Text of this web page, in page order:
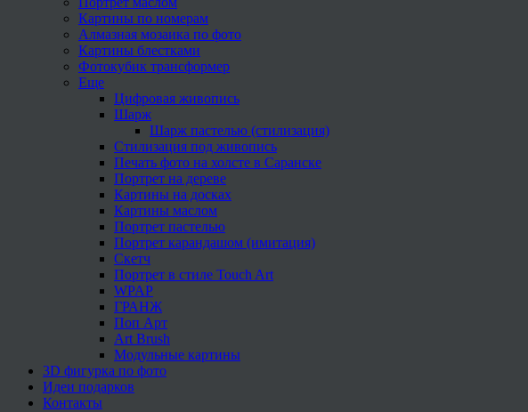
Картины по номерам
Алмазная мозаика по фото
Картины блестками
Фотокубик трансформер
Еще
Цифровая живопись
Шарж
Шарж пастелью (стилизация)
Стилизация под живопись
Печать фото на холсте в Саранске
Портрет на дереве
Картины на досках
Картины маслом
Портрет пастелью
Портрет карандашом (имитация)
Скетч
Портрет в стиле Touch Art
WPAP
ГРАНЖ
Поп Арт
Art Brush
Модульные картины
3D фигурка по фото
Идеи подарков
Контакты